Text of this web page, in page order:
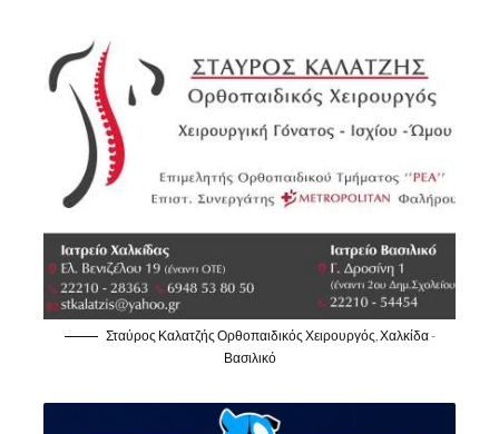
Σταύρος Καλατζής Ορθοπαιδικός Χειρουργός, Χαλκίδα -
Βασιλικό